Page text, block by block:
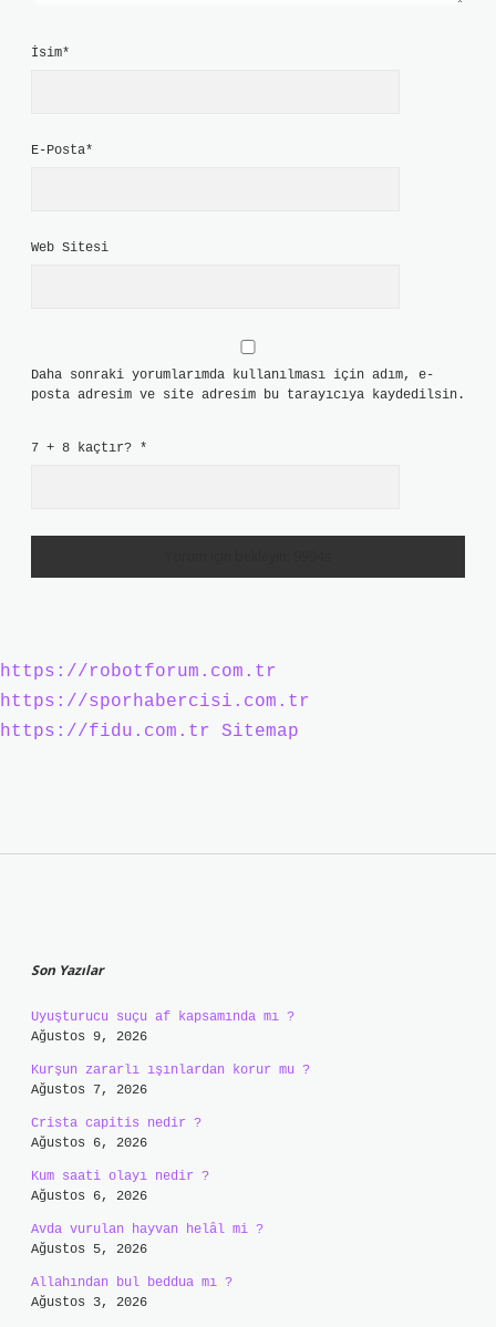
İsim*
E-Posta*
Web Sitesi
Daha sonraki yorumlarımda kullanılması için adım, e-
posta adresim ve site adresim bu tarayıcıya kaydedilsin.
7 + 8 kaçtır? *
https://robotforum.com.tr
https://sporhabercisi.com.tr
https://fidu.com.tr
Sitemap
Son Yazılar
Uyuşturucu suçu af kapsamında mı ?
Ağustos 9, 2026
Kurşun zararlı ışınlardan korur mu ?
Ağustos 7, 2026
Crista capitis nedir ?
Ağustos 6, 2026
Kum saati olayı nedir ?
Ağustos 6, 2026
Avda vurulan hayvan helâl mi ?
Ağustos 5, 2026
Allahından bul beddua mı ?
Ağustos 3, 2026